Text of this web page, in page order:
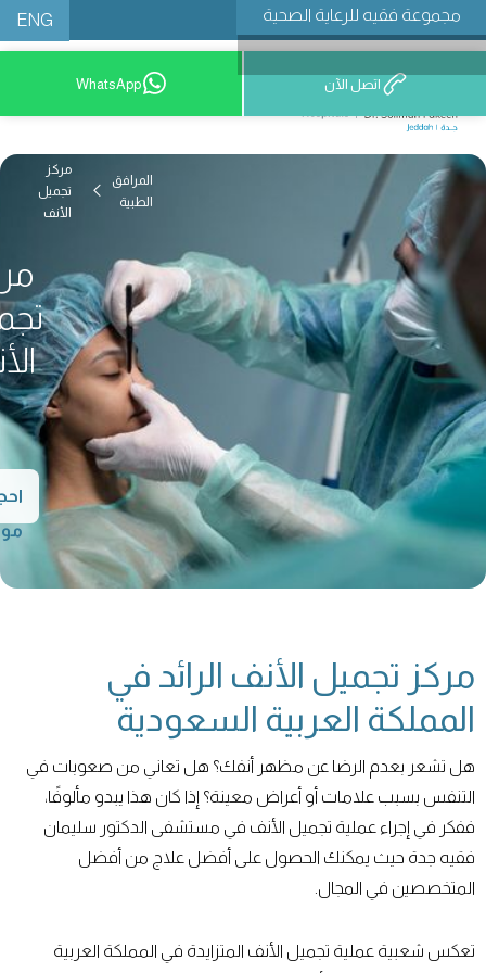
مجموعة فقيه للرعاية الصحية ENG
9200 12777 اتصل الآن WhatsApp
المرافق
الطبية
مركز
تجميل
الأنف
مركز تجميل الأنف الرائد في
المملكة العربية السعودية
هل تشعر بعدم الرضا عن مظهر أنفك؟ هل تعاني من صعوبات في
التنفس بسبب علامات أو أعراض معينة؟ إذا كان هذا يبدو مألوفًا،
ففكر في إجراء عملية تجميل الأنف في مستشفى الدكتور سليمان
فقيه جدة حيث يمكنك الحصول على أفضل علاج من أفضل
المتخصصين في المجال.
تعكس شعبية عملية تجميل الأنف المتزايدة في المملكة العربية